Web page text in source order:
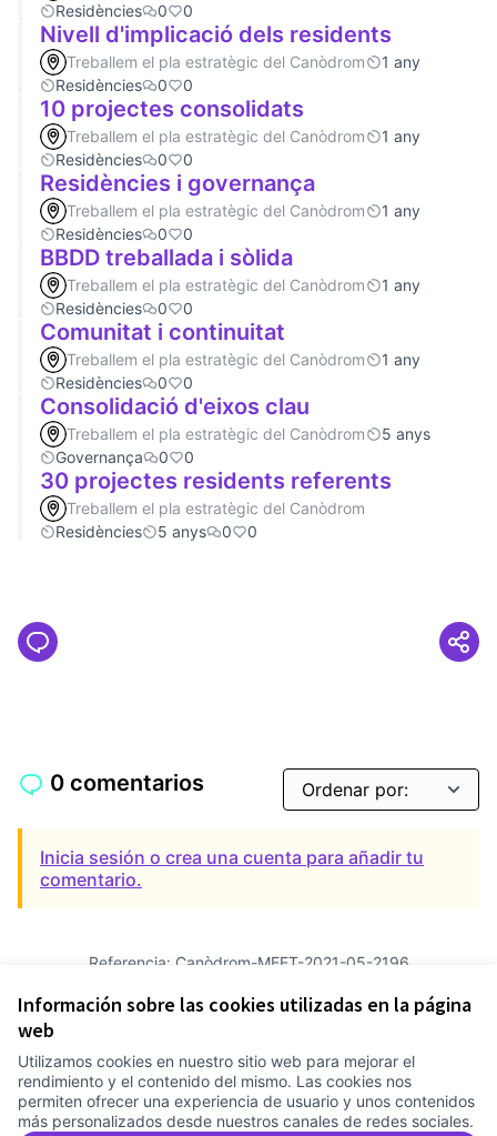
Información sobre las cookies utilizadas en la página
web
Utilizamos cookies en nuestro sitio web para mejorar el
rendimiento y el contenido del mismo. Las cookies nos
permiten ofrecer una experiencia de usuario y unos contenidos
más personalizados desde nuestros canales de redes sociales.
Residències
0 0
Nivell d'implicació dels residents
Treballem el pla estratègic del Canòdrom
1 any
Residències
0 0
10 projectes consolidats
Treballem el pla estratègic del Canòdrom
1 any
Residències
0 0
Residències i governança
Treballem el pla estratègic del Canòdrom
1 any
Residències
0 0
BBDD treballada i sòlida
Treballem el pla estratègic del Canòdrom
1 any
Residències
0 0
Comunitat i continuitat
Treballem el pla estratègic del Canòdrom
1 any
Residències
0 0
Consolidació d'eixos clau
Treballem el pla estratègic del Canòdrom
5 anys
Governança
0 0
30 projectes residents referents
Treballem el pla estratègic del Canòdrom
Residències
5 anys 0 0
0 comentarios
Inicia sesión o crea una cuenta para añadir tu
comentario.
Referencia: Canòdrom-MEET-2021-05-2196
Añadir al calendario
Términos y condiciones de uso
Configuración de cookies
Comunitat Canòdrom en Facebook
(Link extern)
Comunitat Canòdrom en Instagram
(Link extern)
Comunitat Canòdrom en YouTube
(Link extern)
Castellano
Triar la llenguaElegir el idiomaChoose language